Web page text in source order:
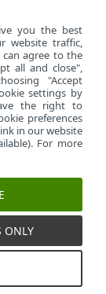
cookies
de cookies
you the best
website traffic,
can agree to the
all and close",
"Accept
settings by
the right to
preferences
in our website
For more
ONLY